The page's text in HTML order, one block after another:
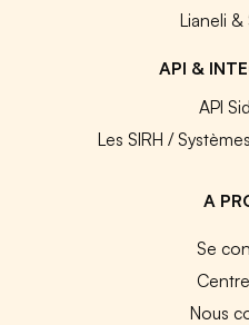
Lianeli &
API &
API
Les SIRH /
A
Se
Nous